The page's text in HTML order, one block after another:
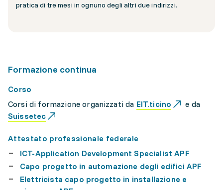
pratica di tre mesi in ognuno degli altri due indirizzi.
Formazione continua
Corso
Corsi di formazione organizzati da EIT.ticino
e da
Suissetec
Attestato professionale federale
ICT-Application Development Specialist APF
Capo progetto in automazione degli edifici APF
Elettricista capo progetto in installazione e